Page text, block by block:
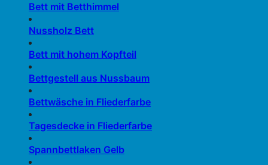
Bett mit Betthimmel
Nussholz Bett
Bett mit hohem Kopfteil
Bettgestell aus Nussbaum
Bettwäsche in Fliederfarbe
Tagesdecke in Fliederfarbe
Spannbettlaken Gelb